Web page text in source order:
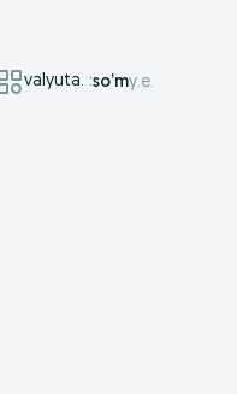
valyuta. :so’mу.е.